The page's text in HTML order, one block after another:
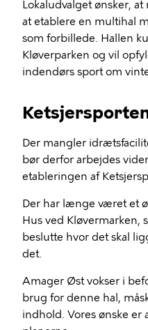
Lokaludvalget ønsker,
at etablere en multihal
som forbillede. Hallen
Kløverparken og vil
indendørs sport om
Der mangler
bør derfor arbejdes
etableringen af
Der har længe været et
Hus ved Kløvermarken,
beslutte hvor det skal
det.
Amager Øst vokser i
brug for denne hal,
indhold. Vores ønske er